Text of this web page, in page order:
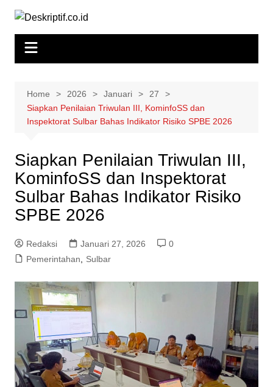
content
Home 2026 Januari
27
Siapkan Penilaian Triwulan III, KominfoSS dan
Inspektorat Sulbar Bahas Indikator Risiko SPBE 2026
Siapkan Penilaian Triwulan III,
KominfoSS dan Inspektorat
Sulbar Bahas Indikator Risiko
SPBE 2026
Redaksi Januari 27, 2026
0
Pemerintahan, Sulbar